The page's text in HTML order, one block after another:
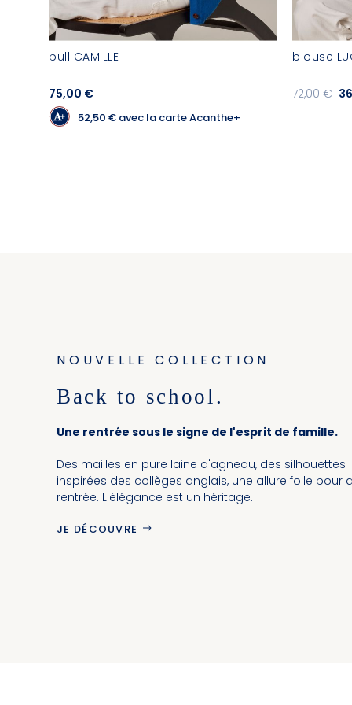
pull CAMILLE
75,00 €
52,50 € avec la carte Acanthe+
blouse
72,00 €
NOUVELLE COLLECTION
Back to school.
Une rentrée sous le signe de l'esprit de famille.
Des mailles en pure laine d'agneau, des silhouettes
inspirées des collèges anglais, une allure folle pour
rentrée. L'élégance est un héritage.
JE DÉCOUVRE